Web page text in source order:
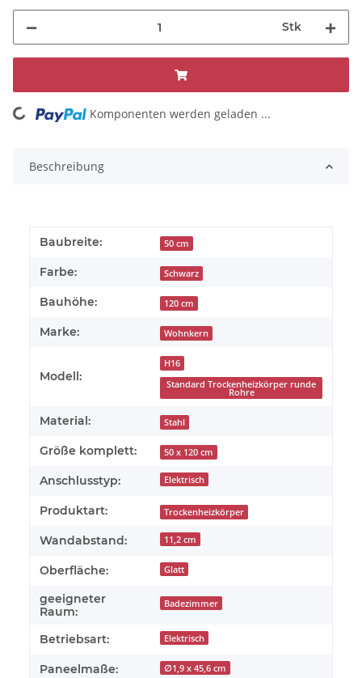
Stk
Komponenten werden geladen ...
Beschreibung
Baubreite: 50 cm
Farbe: Schwarz
Bauhöhe: 120 cm
Marke: Wohnkern
Modell:
H16
Standard Trockenheizkörper runde
Rohre
Material: Stahl
Größe komplett: 50 x 120 cm
Anschlusstyp: Elektrisch
Produktart: Trockenheizkörper
Wandabstand: 11,2 cm
Oberfläche: Glatt
geeigneter
Raum:
Badezimmer
Betriebsart: Elektrisch
Paneelmaße: ∅1,9 x 45,6 cm